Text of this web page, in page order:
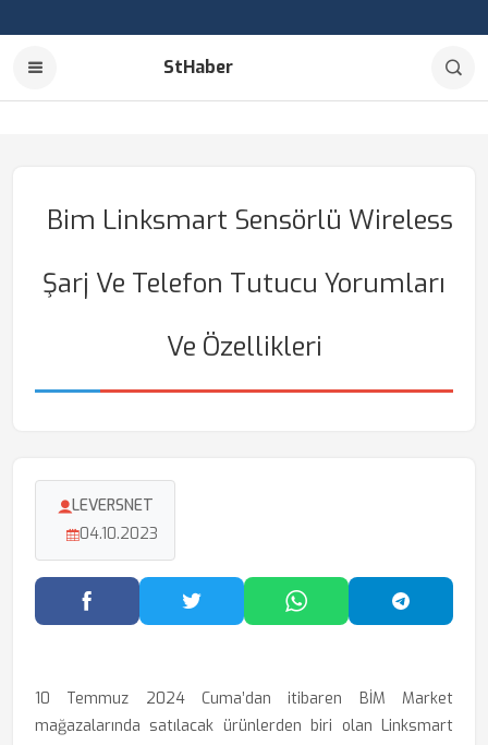
StHaber
Bim Linksmart Sensörlü Wireless
Şarj Ve Telefon Tutucu Yorumları
Ve Özellikleri
LEVERSNET
04.10.2023
Facebook'ta PaylaşTwitter'da PaylaşWhatsApp'ta Paylaş
10 Temmuz 2024 Cuma’dan itibaren BİM Market
mağazalarında satılacak ürünlerden biri olan Linksmart